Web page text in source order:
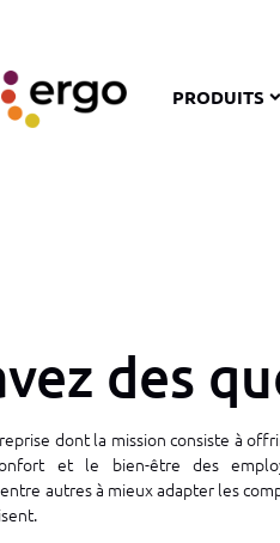
PRODUITS
des
dont la mission consiste à
et le bien-être des
autres à mieux adapter les